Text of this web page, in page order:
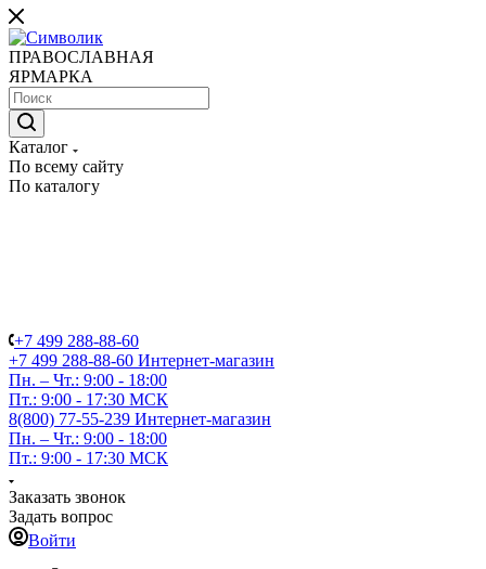
ПРАВОСЛАВНАЯ
ЯРМАРКА
Каталог
По всему сайту
По каталогу
+7 499 288-88-60
+7 499 288-88-60 Интернет-магазин
Пн. – Чт.: 9:00 - 18:00
Пт.: 9:00 - 17:30 МСК
8(800) 77-55-239 Интернет-магазин
Пн. – Чт.: 9:00 - 18:00
Пт.: 9:00 - 17:30 МСК
Заказать звонок
Задать вопрос
Войти